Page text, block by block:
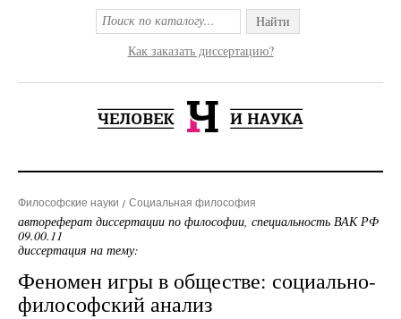
Найти
Как заказать диссертацию?
Философские науки Социальная философия
автореферат диссертации по философии, специальность ВАК РФ
09.00.11
диссертация на тему:
Феномен игры в обществе: социально-
философский анализ